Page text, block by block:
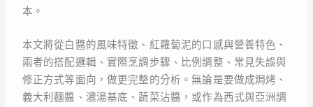
本。
本文將從白醬的風味特徵、紅蘿蔔泥的口感與營養特色、
兩者的搭配邏輯、實際烹調步驟、比例調整、常見失誤與
修正方式等面向，做更完整的分析。無論是要做成焗烤、
義大利麵醬、濃湯基底、蔬菜沾醬，或作為西式與亞洲調